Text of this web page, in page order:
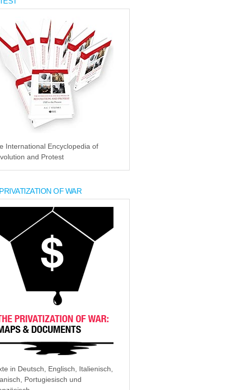
International Encyclopedia of
and Protest
OF WAR
in Deutsch, Englisch, Italienisch,
Portugiesisch und